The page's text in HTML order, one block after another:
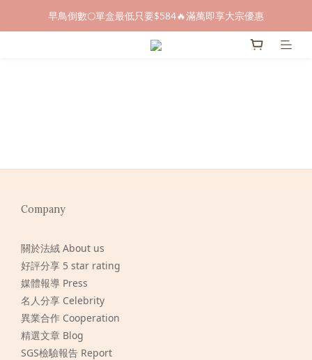
早鳥倒數🌕單盒最低只要$584🔥滿萬即享大宗優惠
早鳥倒數🌕單盒最低只要$584🔥滿萬即享大宗優惠
即日起～8/31 下訂喜餅送「拍拍印電子喜帖」💖
Company
關於法絨 About us
好評分享 5 star rating
媒體報導 Press
名人分享 Celebrity
異業合作 Cooperation
精選文章 Blog
SGS檢驗報告 Report